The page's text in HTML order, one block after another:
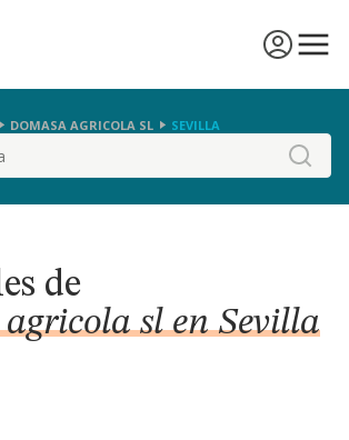
DOMASA AGRICOLA SL SEVILLA
de
sl en Sevilla